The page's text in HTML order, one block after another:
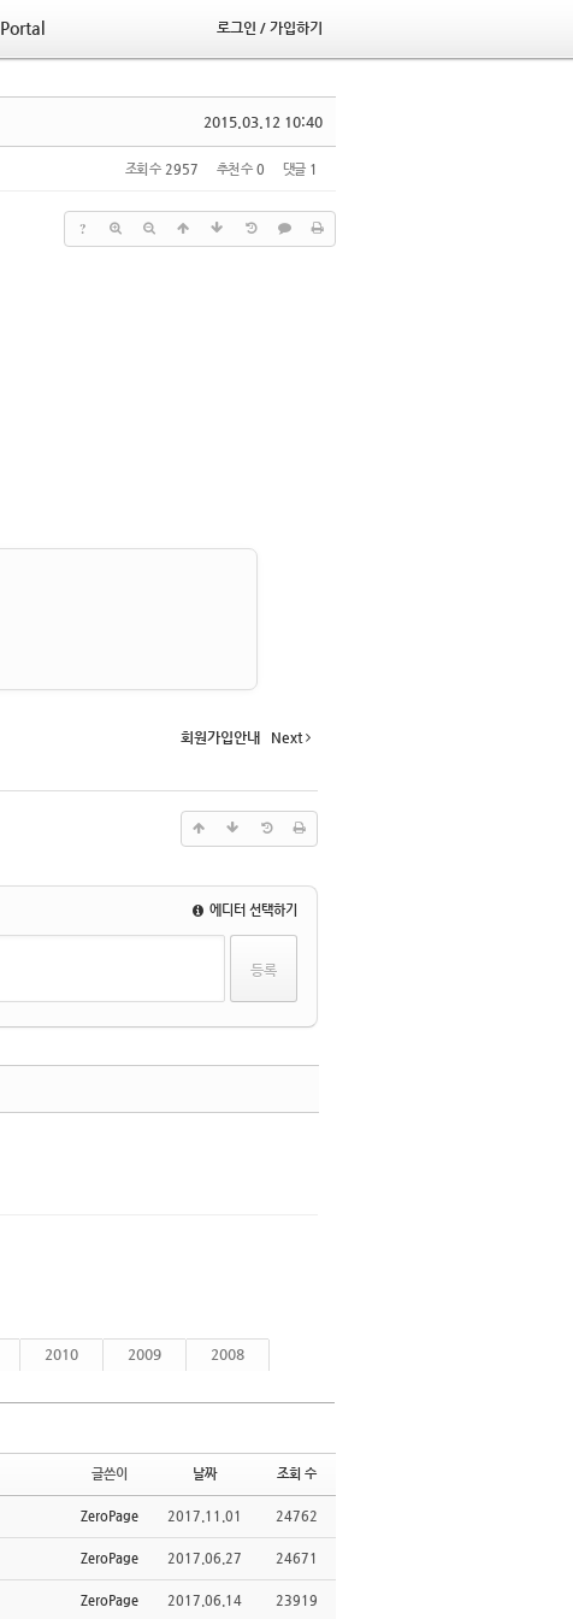
Portal 로그인 / 가입하기
2015.03.12 10:40
조회 수 2957 추천 수 0 댓글 1
?
회원가입안내 Next
에디터 선택하기
2010 2009
2008
글쓴이 날짜 조회 수
ZeroPage 2017.11.01 24762
ZeroPage 2017.06.27 24671
ZeroPage 2017.06.14 23919